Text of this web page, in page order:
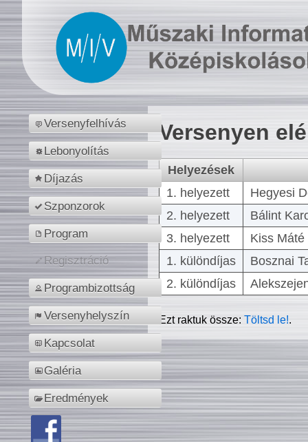
Versenyfelhívás
Lebonyolítás
Díjazás
Szponzorok
Program
Regisztráció
Programbizottság
Versenyhelyszín
Kapcsolat
Galéria
Eredmények
Versenyen
Helyezések
1. helyezett
Hegyesi
2. helyezett
Bálint
3. helyezett
Kiss
1. különdíjas
Bosznai
2. különdíjas
Ezt raktuk össze:Töltsd le!.